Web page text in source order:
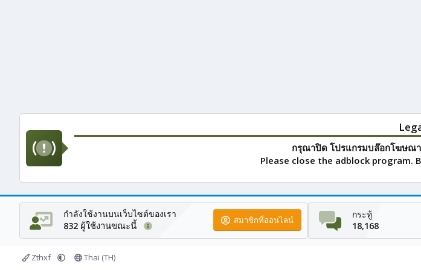
กรุณาปิด โปรแกรมบล๊อกโฆษณา
Please close the adblock program.
กำลังใช้งานบนเว็บไซต์ของเรา
832 ผู้ใช้งานขณะนี้ สมาชิกที่ออนไลน์
กระทู้
18,168
Zthxf Thai (TH)